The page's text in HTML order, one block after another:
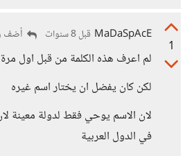
1
MaDaSpAcE قبل 8 سنوات أضف
لم اعرف هذه الكلمة من قبل اول مرة
لكن كان يفضل ان يختار اسم غيره
لان الاسم يوحي فقط لدولة معينة
في الدول العربية